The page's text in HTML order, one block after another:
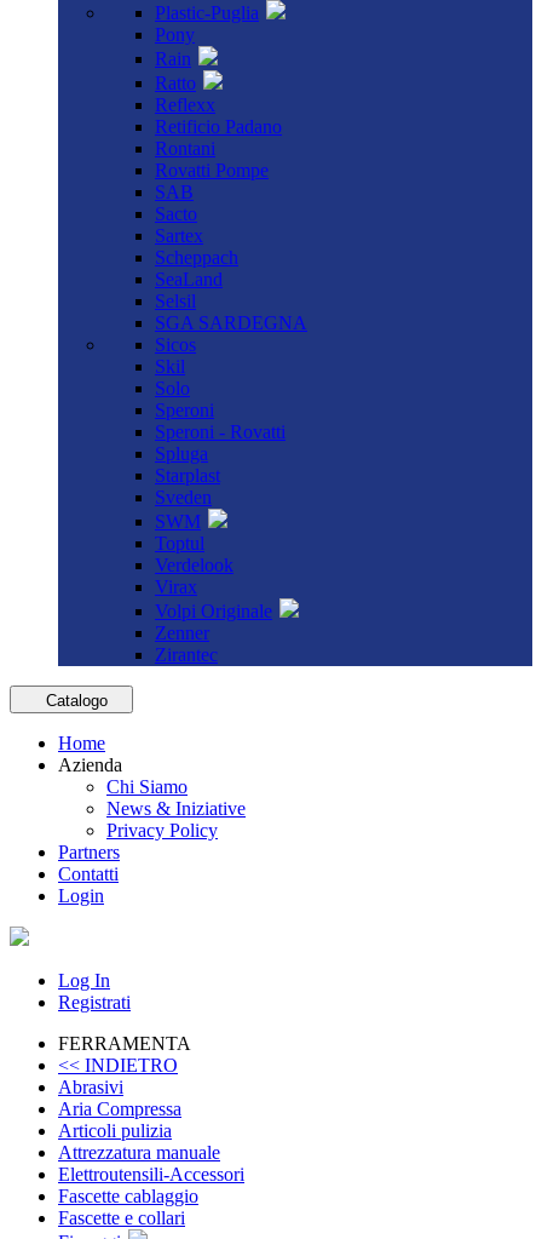
Plastic-Puglia
Pony
Rain
Ratto
Reflexx
Retificio Padano
Rontani
Rovatti Pompe
SAB
Sacto
Sartex
Scheppach
SeaLand
Selsil
SGA SARDEGNA
Sicos
Skil
Solo
Speroni
Speroni - Rovatti
Spluga
Starplast
Sveden
SWM
Toptul
Verdelook
Virax
Volpi Originale
Zenner
Zirantec
Catalogo
Home
Azienda
Chi Siamo
News & Iniziative
Privacy Policy
Partners
Contatti
Login
Log In
Registrati
FERRAMENTA
<< INDIETRO
Abrasivi
Aria Compressa
Articoli pulizia
Attrezzatura manuale
Elettroutensili-Accessori
Fascette cablaggio
Fascette e collari